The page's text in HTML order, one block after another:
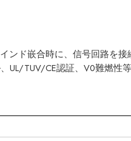
ンド嵌合時に、信号回路を
UL/TUV/CE認証、V0難燃性